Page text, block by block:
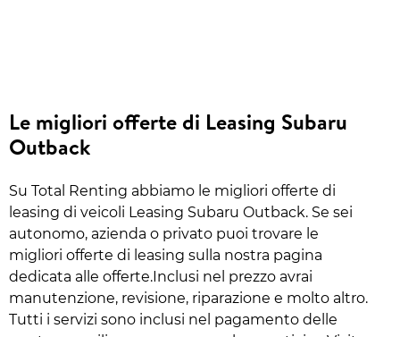
Le migliori offerte di Leasing Subaru
Outback
Su Total Renting abbiamo le migliori offerte di
leasing di veicoli Leasing Subaru Outback. Se sei
autonomo, azienda o privato puoi trovare le
migliori offerte di leasing sulla nostra pagina
dedicata alle offerte.Inclusi nel prezzo avrai
manutenzione, revisione, riparazione e molto altro.
Tutti i servizi sono inclusi nel pagamento delle